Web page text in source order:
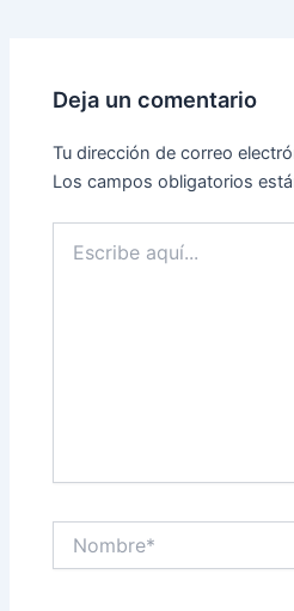
Deja un comentario
Tu dirección de correo
Los campos obligatorios
aquí...